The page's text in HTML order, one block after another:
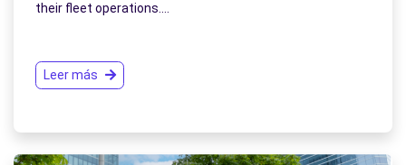
their fleet operations.…
Leer más